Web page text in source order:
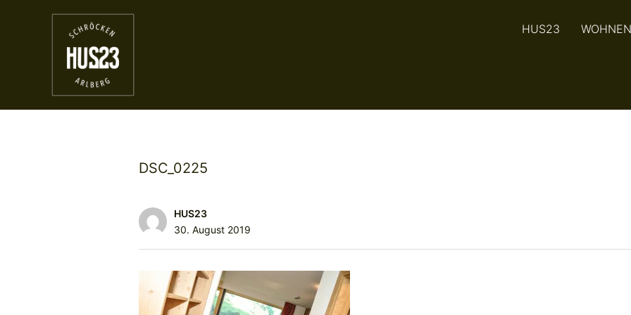
HUS23 WOHNEN
DSC_0225
HUS23
30. August 2019